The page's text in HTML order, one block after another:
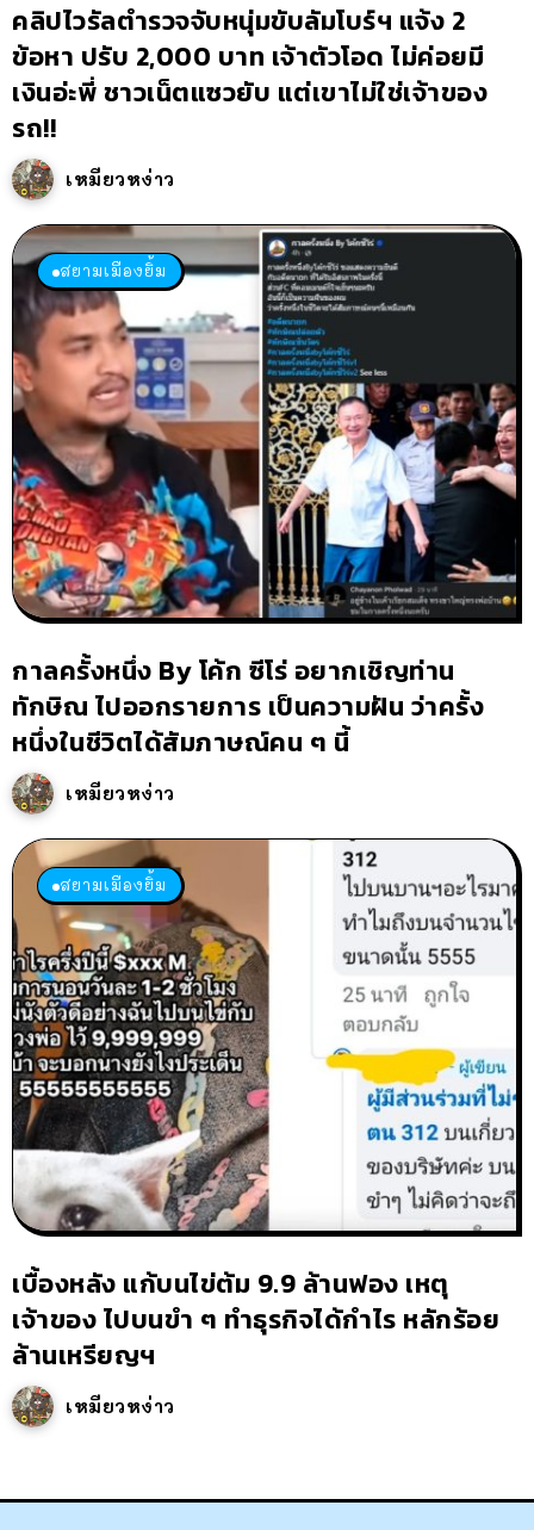
คลิปไวรัลตำรวจจับหนุ่มขับลัมโบร์ฯ แจ้ง 2
ข้อหา ปรับ 2,000 บาท เจ้าตัวโอด ไม่ค่อยมี
เงินอ่ะพี่ ชาวเน็ตแซวยับ แต่เขาไม่ใช่เจ้าของ
รถ!!
เหมียวหง่าว
สยามเมืองยิ้ม
กาลครั้งหนึ่ง By โค้ก ซีโร่ อยากเชิญท่าน
ทักษิณ ไปออกรายการ เป็นความฝัน ว่าครั้ง
หนึ่งในชีวิตได้สัมภาษณ์คน ๆ นี้
เหมียวหง่าว
สยามเมืองยิ้ม
เบื้องหลัง แก้บนไข่ต้ม 9.9 ล้านฟอง เหตุ
เจ้าของ ไปบนขำ ๆ ทำธุรกิจได้กำไร หลักร้อย
ล้านเหรียญฯ
เหมียวหง่าว